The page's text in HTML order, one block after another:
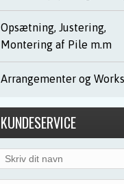
Opsætning, Justering,
Montering af Pile m.m
Arrangementer og
KUNDESERVICE